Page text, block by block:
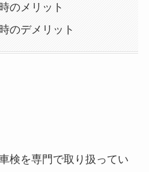
のメリット
のデメリット
検を専門で取り扱ってい